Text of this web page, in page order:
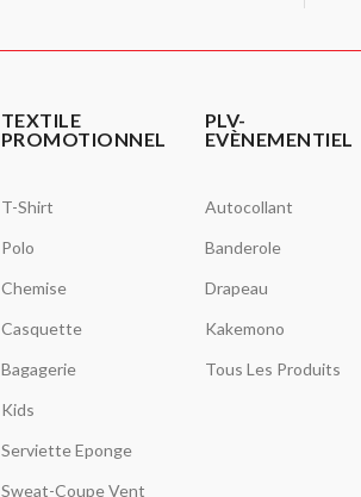
TEXTILE
PROMOTIONNEL
T-Shirt
Polo
Chemise
Casquette
Bagagerie
Kids
Serviette Eponge
Sweat-Coupe Vent
PLV-
EVÈNEMENTIEL
Autocollant
Banderole
Drapeau
Kakemono
Tous Les Produits